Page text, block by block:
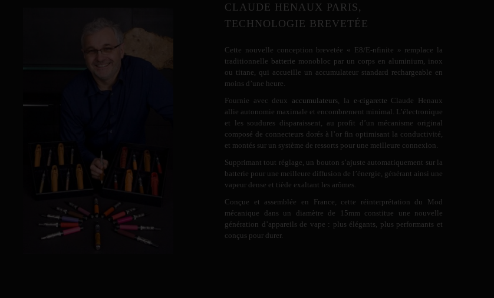
CLAUDE HENAUX PARIS,
TECHNOLOGIE BREVETÉE
Cette nouvelle conception brevetée « E8/E-nfinite » remplace la
traditionnelle batterie monobloc par un corps en aluminium, inox
ou titane, qui accueille un accumulateur standard rechargeable en
moins d’une heure.
Fournie avec deux accumulateurs , la e-cigarette Claude Henaux
allie autonomie maximale et encombrement minimal. L’électronique
et les soudures disparaissent, au profit d’un mécanisme original
composé de connecteurs dorés à l’or fin optimisant la conductivité,
et montés sur un système de ressorts pour une meilleure connexion.
Supprimant tout réglage, un bouton s’ajuste automatiquement sur la
batterie pour une meilleure diffusion de l’énergie, générant ainsi une
vapeur dense et tiède exaltant les arômes.
Conçue et assemblée en France, cette réinterprétation du Mod
mécanique dans un diamètre de 15mm constitue une nouvelle
génération d’appareils de vape : plus élégants, plus performants et
conçus pour durer.